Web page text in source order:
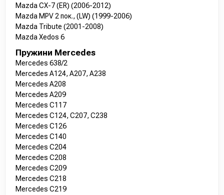
Mazda CX-7 (ER) (2006-2012)
Mazda MPV 2 пок., (LW) (1999-2006)
Mazda Tribute (2001-2008)
Mazda Xedos 6
Пружини Mercedes
Mercedes 638/2
Mercedes A124, A207, A238
Mercedes A208
Mercedes A209
Mercedes C117
Mercedes C124, C207, C238
Mercedes C126
Mercedes C140
Mercedes C204
Mercedes C208
Mercedes C209
Mercedes C218
Mercedes C219